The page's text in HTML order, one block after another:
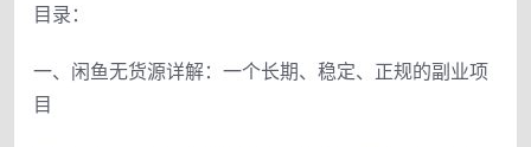
目录：
一、闲鱼无货源详解：一个长期、稳定、正规的副业项
目